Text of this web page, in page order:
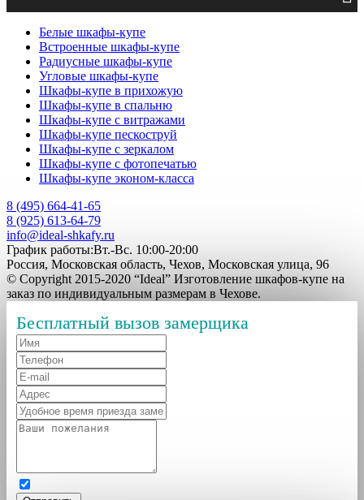
Белые шкафы-купе
Встроенные шкафы-купе
Радиусные шкафы-купе
Угловые шкафы-купе
Шкафы-купе в прихожую
Шкафы-купе в спальню
Шкафы-купе с витражами
Шкафы-купе пескоструй
Шкафы-купе с зеркалом
Шкафы-купе с фотопечатью
Шкафы-купе эконом-класса
8 (495) 664-41-65
8 (925) 613-64-79
info@ideal-shkafy.ru
График работы:Вт.-Вс. 10:00-20:00
Россия, Московская область, Чехов, Московская улица, 96
© Copyright 2015-2020 “Ideal” Изготовление шкафов-купе на
заказ по индивидуальным размерам в Чехове.
Бесплатный вызов замерщика